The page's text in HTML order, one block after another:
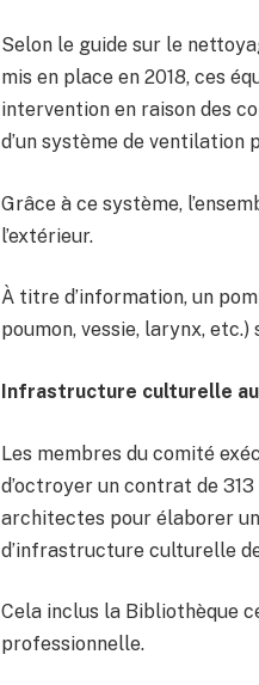
Selon le guide sur le
mis en place en 2018, ces
intervention en raison des
d’un système de ventilation
Grâce à ce système,
l’extérieur.
À titre d’information, un
poumon, vessie, larynx,
Infrastructure culturelle
Les membres du comité
d’octroyer un contrat de
architectes pour élaborer
d’infrastructure culturelle
Cela inclus la Bibliothèque
professionnelle.